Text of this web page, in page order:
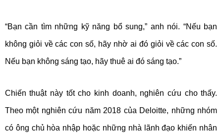
“Bạn cần tìm những kỹ năng bổ sung,” anh nói. “Nếu bạn
không giỏi về các con số, hãy nhờ ai đó giỏi về các con số.
Nếu bạn không sáng tạo, hãy thuê ai đó sáng tạo.”
Chiến thuật này tốt cho kinh doanh, nghiên cứu cho thấy.
Theo một nghiên cứu năm 2018 của Deloitte, những nhóm
có ông chủ hòa nhập hoặc những nhà lãnh đạo khiến nhân